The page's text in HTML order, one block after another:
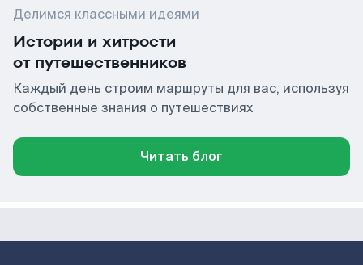
Делимся классными идеями
Истории и хитрости
от путешественников
Каждый день строим маршруты для вас, используя
собственные знания о путешествиях
Читать блог